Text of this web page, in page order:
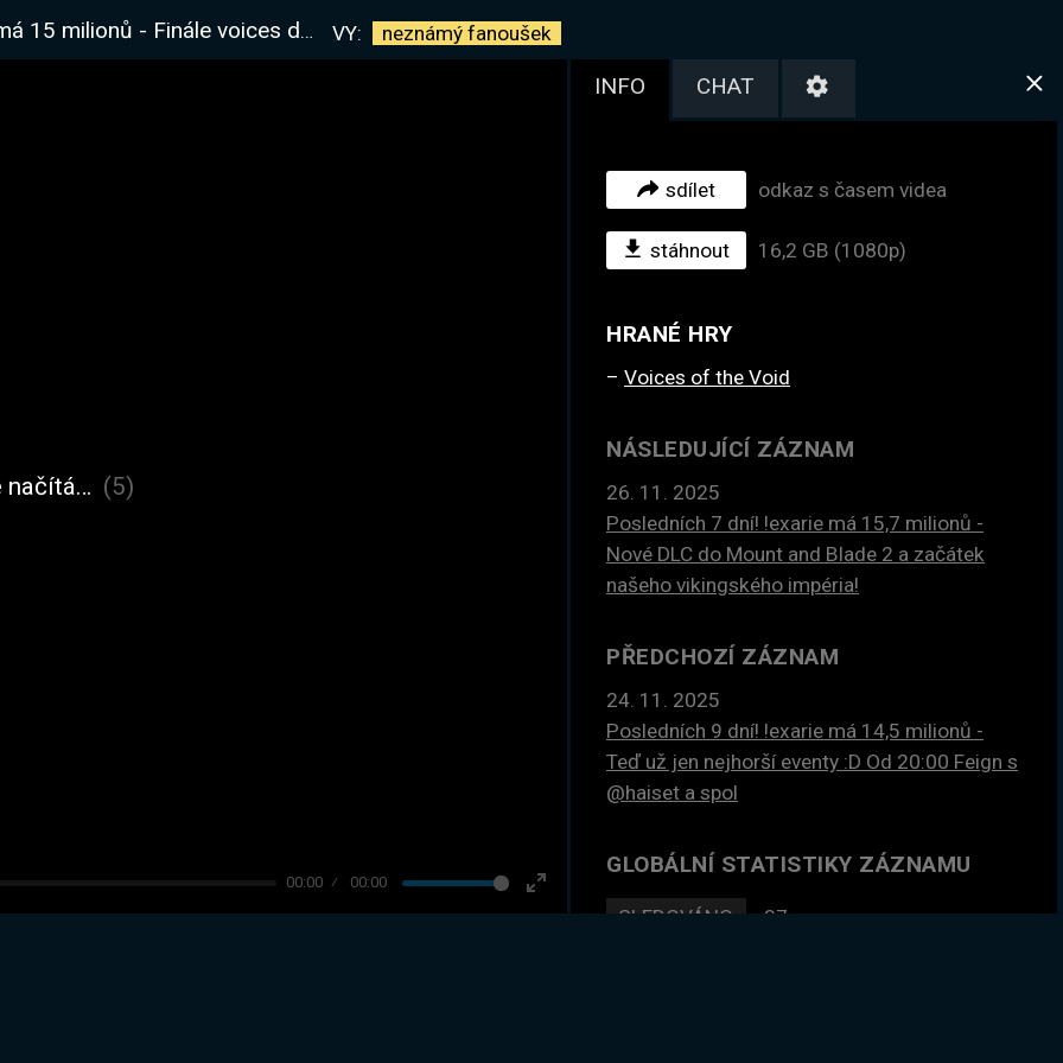
dnes nebo zítra :( Rozhovor s @flyguncz ve 20:00 VY: neznámý fanoušek
00:00 00:00
Enter
načítá… (5)
INFO CHAT
sdílet odkaz s časem videa
stáhnout 16,2 GB (1080p)
HRANÉ HRY
Voices of the Void
NÁSLEDUJÍCÍ ZÁZNAM
26. 11. 2025
Posledních 7 dní! !exarie má 15,7 milionů -
Nové DLC do Mount and Blade 2 a začátek
našeho vikingského impéria!
PŘEDCHOZÍ ZÁZNAM
24. 11. 2025
Posledních 9 dní! !exarie má 14,5 milionů -
Teď už jen nejhorší eventy :D Od 20:00 Feign s
@haiset a spol
GLOBÁLNÍ STATISTIKY ZÁZNAMU
SLEDOVÁNO 37×